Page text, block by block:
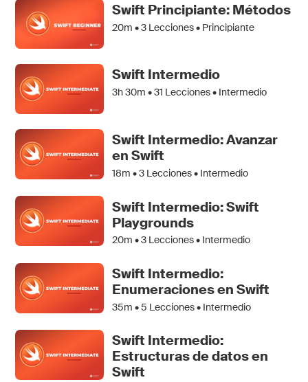
Swift Principiante: Métodos
20m •3 Lecciones • Principiante
Swift Intermedio
3h 30m •31 Lecciones • Intermedio
Swift Intermedio: Avanzar
en Swift
18m •3 Lecciones • Intermedio
Swift Intermedio: Swift
Playgrounds
20m •3 Lecciones • Intermedio
Swift Intermedio:
Enumeraciones en Swift
35m •5 Lecciones • Intermedio
Swift Intermedio:
Estructuras de datos en
Swift